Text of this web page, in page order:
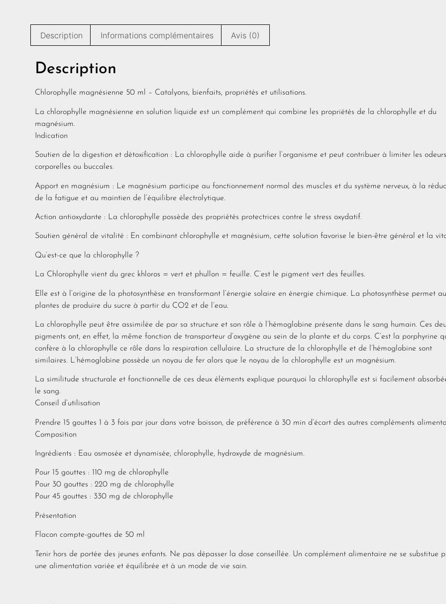
Description Informations complémentaires Avis (0)
Description
Chlorophylle magnésienne 50 ml – Catalyons, bienfaits, propriétés et utilisations.
La chlorophylle magnésienne en solution liquide est un complément qui combine les propriétés de la chlorophylle et du
magnésium.
Indication
Soutien de la digestion et détoxification : La chlorophylle aide à purifier l’organisme et peut contribuer à limiter les odeurs
corporelles ou buccales.
Apport en magnésium : Le magnésium participe au fonctionnement normal des muscles et du système nerveux, à la
de la fatigue et au maintien de l’équilibre électrolytique.
Action antioxydante : La chlorophylle possède des propriétés protectrices contre le stress oxydatif.
Soutien général de vitalité : En combinant chlorophylle et magnésium, cette solution favorise le bien-être général et la
Qu’est-ce que la chlorophylle ?
La Chlorophylle vient du grec khloros = vert et phullon = feuille. C’est le pigment vert des feuilles.
Elle est à l’origine de la photosynthèse en transformant l’énergie solaire en énergie chimique. La photosynthèse permet
plantes de produire du sucre à partir du CO2 et de l’eau.
La chlorophylle peut être assimilée de par sa structure et son rôle à l’hémoglobine présente dans le sang humain. Ces
pigments ont, en effet, la même fonction de transporteur d’oxygène au sein de la plante et du corps. C’est la porphyrine
confère à la chlorophylle ce rôle dans la respiration cellulaire. La structure de la chlorophylle et de l’hémoglobine sont
similaires. L’hémoglobine possède un noyau de fer alors que le noyau de la chlorophylle est un magnésium.
La similitude structurale et fonctionnelle de ces deux éléments explique pourquoi la chlorophylle est si facilement
le sang.
Conseil d’utilisation
Prendre 15 gouttes 1 à 3 fois par jour dans votre boisson, de préférence à 30 min d’écart des autres compléments
Composition
Ingrédients : Eau osmosée et dynamisée, chlorophylle, hydroxyde de magnésium.
Pour 15 gouttes : 110 mg de chlorophylle
Pour 30 gouttes : 220 mg de chlorophylle
Pour 45 gouttes : 330 mg de chlorophylle
Présentation
Flacon compte-gouttes de 50 ml
Tenir hors de portée des jeunes enfants. Ne pas dépasser la dose conseillée. Un complément alimentaire ne se substitue
une alimentation variée et équilibrée et à un mode de vie sain.